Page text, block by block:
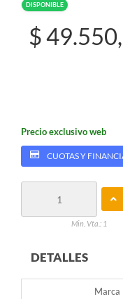
DISPONIBLE
$
Precio exclusivo web
CUOTAS Y
Min. Vta.: 1
DETALLES
Marca